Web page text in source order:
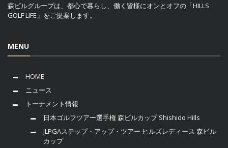
森ビルグループは、都心で暮らし、働く皆様にオンとオフの「HILLS
GOLF LIFE」をご提案します。
MENU
HOME
ニュース
トーナメント情報
日本ゴルフツアー選手権 森ビルカップ Shishido Hills
JLPGAステップ・アップ・ツアー ヒルズレディース 森ビル
カップ